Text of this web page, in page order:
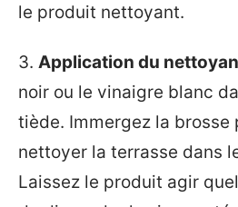
le produit nettoyant.
3. Application du
noir ou le vinaigre blanc
tiède. Immergez la brosse
nettoyer la terrasse dans
Laissez le produit agir